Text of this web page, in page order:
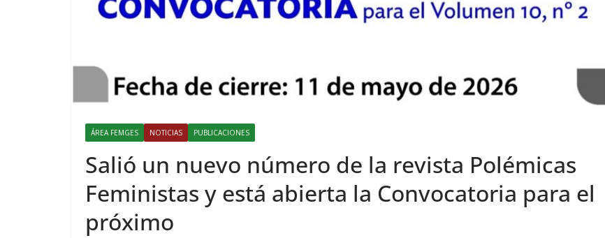
ÁREA FEMGES NOTICIAS PUBLICACIONES
Salió un nuevo número de la revista Polémicas
Feministas y está abierta la Convocatoria para el
próximo